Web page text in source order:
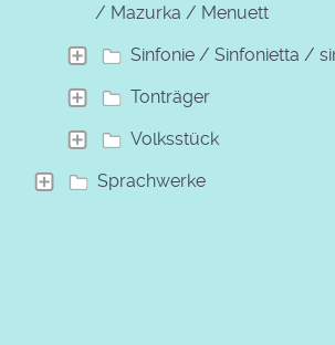
/ Mazurka / Menuett
Sinfonie / Sinfonietta /
Tonträger
Volksstück
Sprachwerke